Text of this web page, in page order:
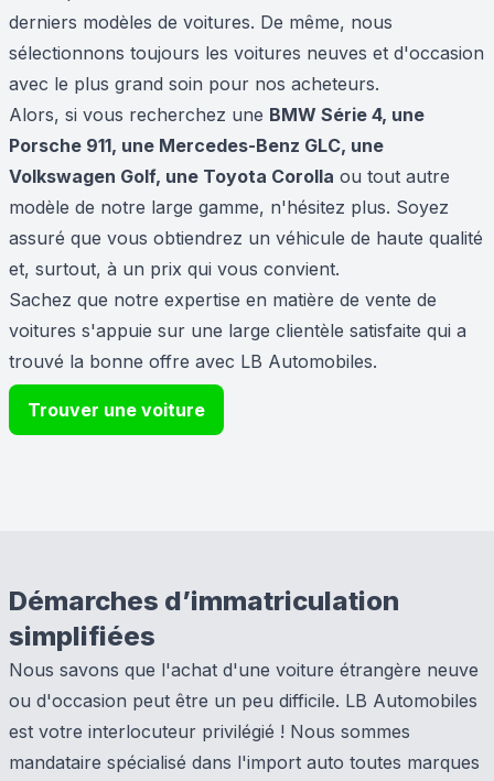
derniers modèles de voitures. De même, nous
sélectionnons toujours les voitures neuves et d'occasion
avec le plus grand soin pour nos acheteurs.
Alors, si vous recherchez une BMW Série 4, une
Porsche 911, une Mercedes-Benz GLC, une
Volkswagen Golf, une Toyota Corolla ou tout autre
modèle de notre large gamme, n'hésitez plus. Soyez
assuré que vous obtiendrez un véhicule de haute qualité
et, surtout, à un prix qui vous convient.
Sachez que notre expertise en matière de vente de
voitures s'appuie sur une large clientèle satisfaite qui a
trouvé la bonne offre avec LB Automobiles.
Trouver une voiture
Démarches d’immatriculation
simplifiées
Nous savons que l'achat d'une voiture étrangère neuve
ou d'occasion peut être un peu difficile. LB Automobiles
est votre interlocuteur privilégié ! Nous sommes
mandataire spécialisé dans l'import auto toutes marques